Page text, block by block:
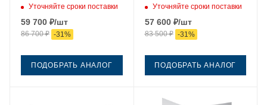
стекло прозрачное
профиль черный без
поддона
Уточняйте сроки поставки
59 700 ₽/шт
86 700₽ -31%
ПОДОБРАТЬ АНАЛОГ
стекло прозрачное
профиль хром без поддона
Уточняйте сроки поставки
57 600₽/шт
83 500₽ -31%
ПОДОБРАТЬ АНАЛОГ